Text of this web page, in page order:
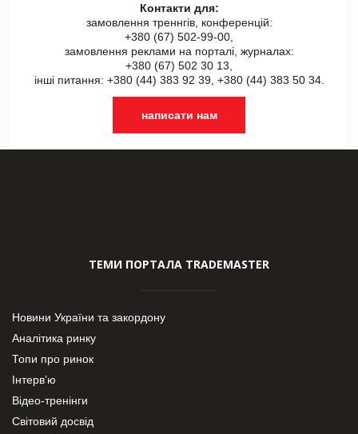
Контакти для:
замовлення треннгів, конференцій:
+380 (67) 502-99-00,
замовлення реклами на порталі, журналах:
+380 (67) 502 30 13,
інші питання: +380 (44) 383 92 39, +380 (44) 383 50 34.
написати нам
ТЕМИ ПОРТАЛА TRADEMASTER
Новини України та закордону
Аналітика ринку
Топи про ринок
Інтерв’ю
Відео-тренінги
Світовий досвід